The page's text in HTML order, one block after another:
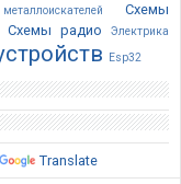
Схемы
Схемы радио
Электрика
Esp32
Translate